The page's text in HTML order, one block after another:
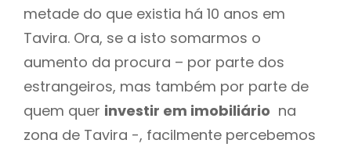
metade do que existia há 10 anos em
Tavira. Ora, se a isto somarmos o
aumento da procura – por parte dos
estrangeiros, mas também por parte de
quem quer investir em imobiliário na
zona de Tavira -, facilmente percebemos